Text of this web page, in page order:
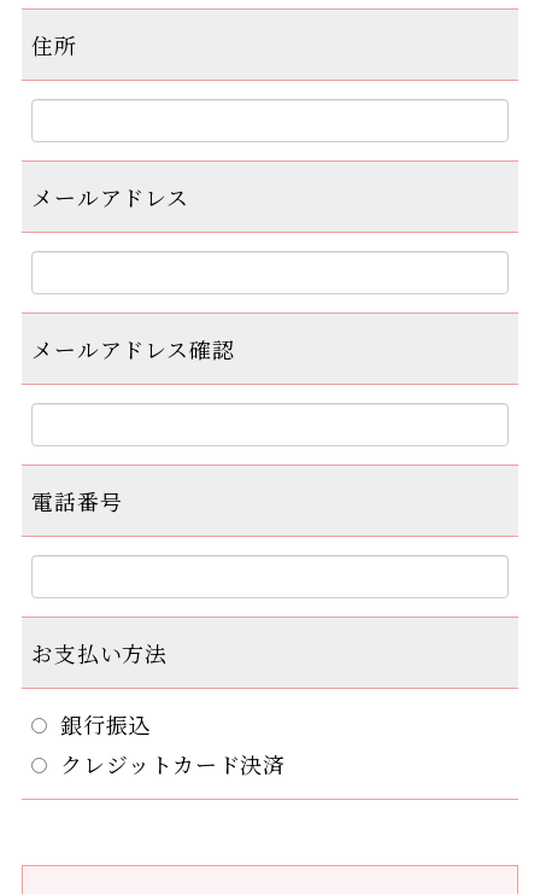
住所
メールアドレス
メールアドレス確認
電話番号
お支払い方法
銀行振込
クレジットカード決済